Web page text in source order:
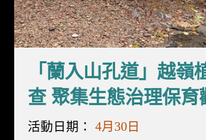
「蘭入山孔道」越嶺
查 聚集生態治理保育
活動日期：4月30日